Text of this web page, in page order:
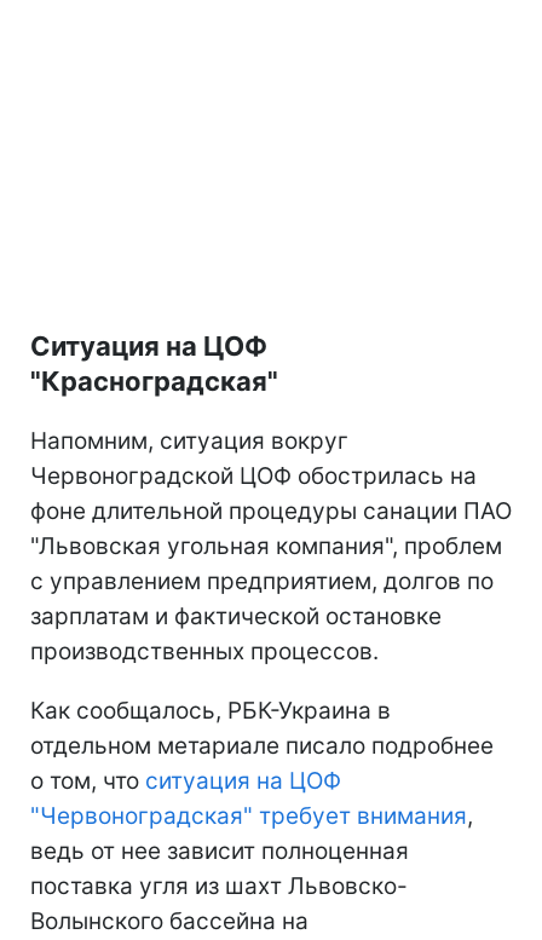
Ситуация на ЦОФ
"Красноградская"
Напомним, ситуация вокруг
Червоноградской ЦОФ обострилась на
фоне длительной процедуры санации ПАО
"Львовская угольная компания", проблем
с управлением предприятием, долгов по
зарплатам и фактической остановке
производственных процессов.
Как сообщалось, РБК-Украина в
отдельном метариале писало подробнее
о том, что ситуация на ЦОФ
"Червоноградская" требует внимания,
ведь от нее зависит полноценная
поставка угля из шахт Львовско-
Волынского бассейна на